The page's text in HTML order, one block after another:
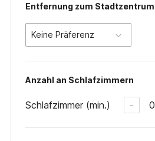
Entfernung zum Stadtzentrum
Keine Präferenz
Anzahl an Schlafzimmern
Schlafzimmer (min.) - 0